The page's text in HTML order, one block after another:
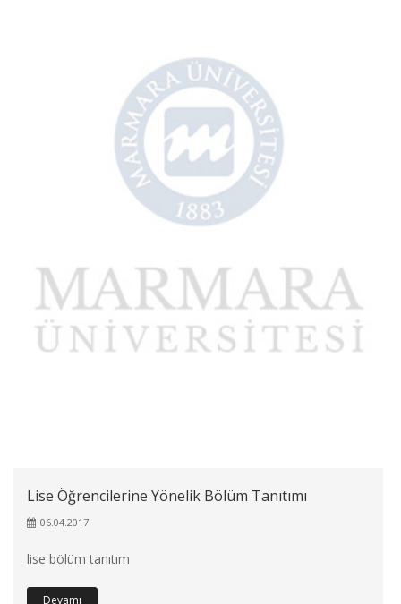
Lise Öğrencilerine Yönelik Bölüm Tanıtımı
06.04.2017
lise bölüm tanıtım
Devamı